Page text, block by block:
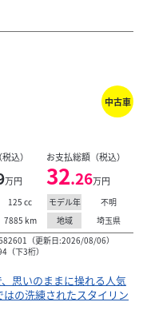
ユーメディア横浜青葉
６号沿い最大級の
ンダ・カワサキ・ヤ
中古車
込）
万円
お支払総額（税込）
32.26万円
125 cc モデル年
不明
7885 km 地域
埼玉県
（更新日:2026/08/06）
（下3桁）
思いのままに操れる人気
の洗練されたスタイリン